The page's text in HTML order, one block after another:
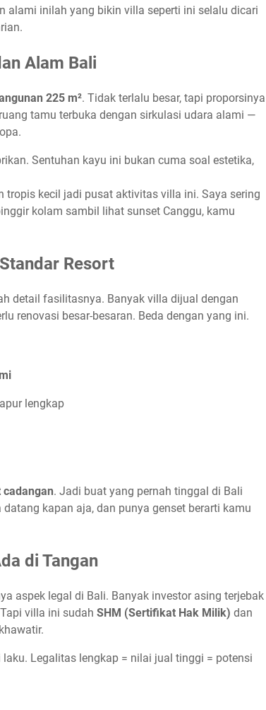
alami inilah yang bikin villa seperti ini selalu dicari
Alam Bali
225 m². Tidak terlalu besar, tapi proporsinya
tamu terbuka dengan sirkulasi udara alami —
Sentuhan kayu ini bukan cuma soal estetika,
tropis kecil jadi pusat aktivitas villa ini. Saya sering
kolam sambil lihat sunset Canggu, kamu
Resort
detail fasilitasnya. Banyak villa dijual dengan
renovasi besar-besaran. Beda dengan yang ini.
lengkap
cadangan. Jadi buat yang pernah tinggal di Bali
kapan aja, dan punya genset berarti kamu
di Tangan
aspek legal di Bali. Banyak investor asing terjebak
villa ini sudah SHM (Sertifikat Hak Milik) dan
Legalitas lengkap = nilai jual tinggi = potensi